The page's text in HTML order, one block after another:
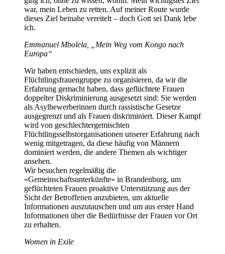
war, mein Leben zu retten. Auf meiner Route wurde
dieses Ziel beinahe vereitelt – doch Gott sei Dank lebe
ich.
Emmanuel Mbolela, „Mein Weg vom Kongo nach
Europa“
Wir haben entschieden, uns explizit als
Flüchtlingsfrauengruppe zu organisieren, da wir die
Erfahrung gemacht haben, dass geflüchtete Frauen
doppelter Diskriminierung ausgesetzt sind: Sie werden
als Asylbewerberinnen durch rassistische Gesetze
ausgegrenzt und als Frauen diskriminiert. Dieser Kampf
wird von geschlechtergemischten
Flüchtlingsselbstorganisationen unserer Erfahrung nach
wenig mitgetragen, da diese häufig von Männern
dominiert werden, die andere Themen als wichtiger
ansehen.
Wir besuchen regelmäßig die
«Gemeinschaftsunterkünfte» in Brandenburg, um
geflüchteten Frauen proaktive Unterstützung aus der
Sicht der Betroffenen anzubieten, um aktuelle
Informationen auszutauschen und um aus erster Hand
Informationen über die Bedürfnisse der Frauen vor Ort
zu erhalten.
Women in Exile